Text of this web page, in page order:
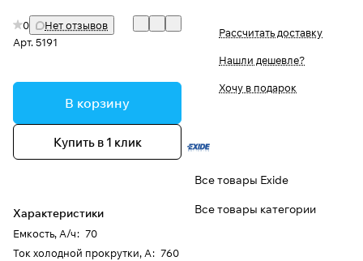
0
Нет отзывов
Арт.5191
В корзину
Купить в 1 клик
Характеристики
Емкость, А/ч: 70
Ток холодной прокрутки, А: 760
Рассчитать доставку
Нашли дешевле?
Хочу в подарок
Все товары Exide
Все товары категории